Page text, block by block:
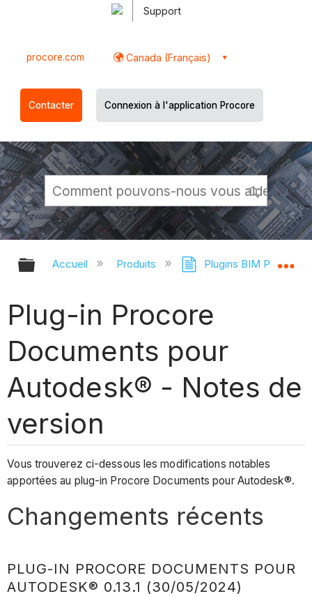
Support
procore.com Canada (Français)
Contacter Connexion à l'application Procore
Développer/réduire la hiérarchie
Accueil Produits Plugins BIM Procore
Plug-in Procore
Documents pour
Autodesk® - Notes de
version
Vous trouverez ci-dessous les modifications notables
apportées au plug-in Procore Documents pour Autodesk®.
Changements récents
PLUG-IN PROCORE DOCUMENTS POUR
AUTODESK® 0.13.1 (30/05/2024)